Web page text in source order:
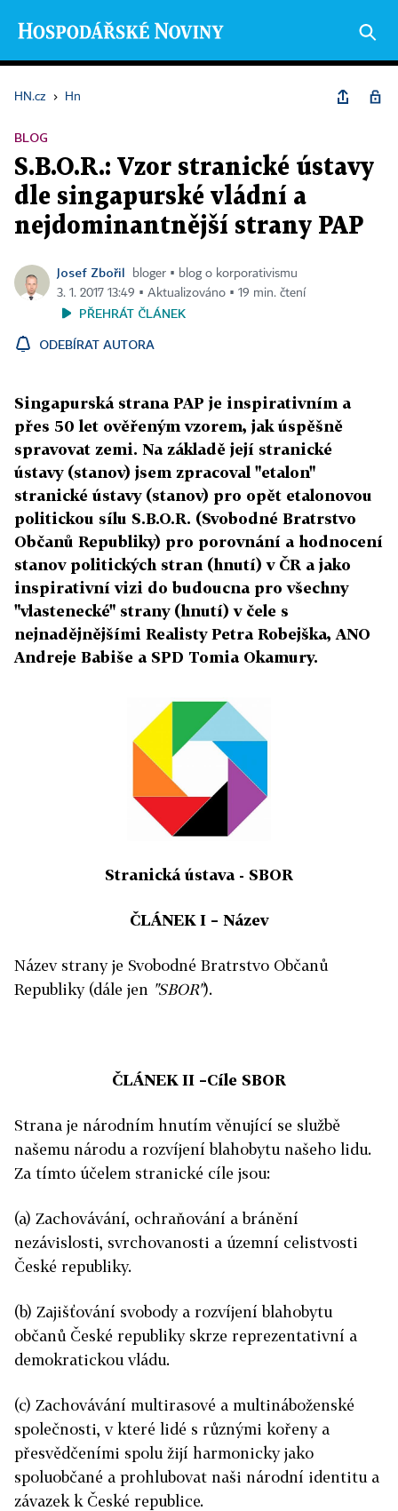
HN.cz › Hn
BLOG
S.B.O.R.: Vzor stranické ústavy
dle singapurské vládní a
nejdominantnější strany PAP
Josef Zbořil
bloger ▪ blog o korporativismu
3. 1. 2017 13:49 ▪ Aktualizováno ▪ 19 min. čtení
PŘEHRÁT ČLÁNEK
ODEBÍRAT AUTORA
Singapurská strana PAP je inspirativním a
přes 50 let ověřeným vzorem, jak úspěšně
spravovat zemi. Na základě její stranické
ústavy (stanov) jsem zpracoval "etalon"
stranické ústavy (stanov) pro opět etalonovou
politickou sílu S.B.O.R. (Svobodné Bratrstvo
Občanů Republiky) pro porovnání a hodnocení
stanov politických stran (hnutí) v ČR a jako
inspirativní vizi do budoucna pro všechny
"vlastenecké" strany (hnutí) v čele s
nejnadějnějšími Realisty Petra Robejška, ANO
Andreje Babiše a SPD Tomia Okamury.
Stranická ústava - SBOR
ČLÁNEK I – Název
Název strany je Svobodné Bratrstvo Občanů
Republiky (dále jen "SBOR").
ČLÁNEK II –Cíle SBOR
Strana je národním hnutím věnující se službě
našemu národu a rozvíjení blahobytu našeho lidu.
Za tímto účelem stranické cíle jsou:
(a) Zachovávání, ochraňování a bránění
nezávislosti, svrchovanosti a územní celistvosti
České republiky.
(b) Zajišťování svobody a rozvíjení blahobytu
občanů České republiky skrze reprezentativní a
demokratickou vládu.
(c) Zachovávání multirasové a multináboženské
společnosti, v které lidé s různými kořeny a
přesvědčeními spolu žijí harmonicky jako
spoluobčané a prohlubovat naši národní identitu a
závazek k České republice.